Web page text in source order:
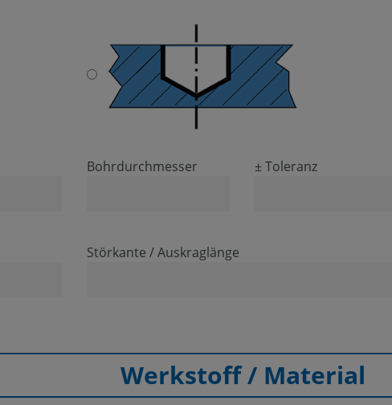
Bohrdurchmesser ± Toleranz
Störkante / Auskraglänge
Werkstoff / Material